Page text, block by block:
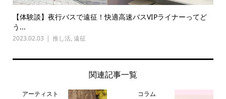
【体験談】夜行バスで遠征！快適高速バスVIPライナーってど
う...
2023.02.03 推し活, 遠征
関連記事一覧
アーティスト コラム